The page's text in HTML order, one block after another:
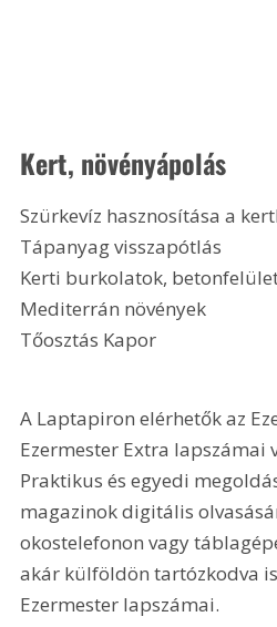
Kert, növényápolás
Szürkevíz hasznosítása a
Tápanyag visszapótlás
Kerti burkolatok,
Mediterrán növények
Tőosztás Kapor
A Laptapiron elérhetők az
Ezermester Extra lapszámai
Praktikus és egyedi
magazinok digitális
okostelefonon vagy
akár külföldön tartózkodva
Ezermester lapszámai.